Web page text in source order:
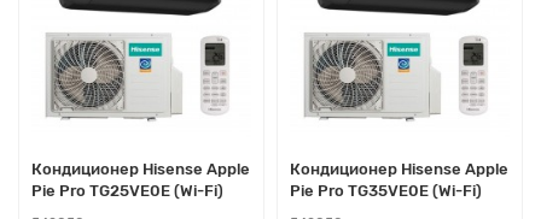
Кондиционер Hisense Apple
Pie Pro TG25VE0E (Wi-Fi)
Кондиционер Hisense Apple
Pie Pro TG35VE0E (Wi-Fi)